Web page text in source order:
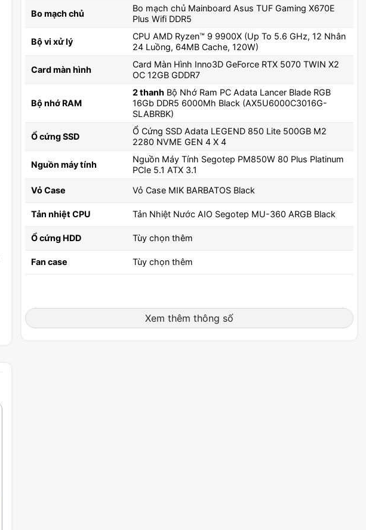
Bo mạch chủ
Bo mạch chủ Mainboard Asus TUF Gaming X670E
Plus Wifi DDR5
Bộ vi xử lý
CPU AMD Ryzen™ 9 9900X (Up To 5.6 GHz, 12 Nhân
24 Luồng, 64MB Cache, 120W)
Card màn hình
Card Màn Hình Inno3D GeForce RTX 5070 TWIN X2
OC 12GB GDDR7
Bộ nhớ RAM
2 thanh Bộ Nhớ Ram PC Adata Lancer Blade RGB
16Gb DDR5 6000Mh Black (AX5U6000C3016G-
SLABRBK)
Ổ cứng SSD
Ổ Cứng SSD Adata LEGEND 850 Lite 500GB M2
2280 NVME GEN 4 X 4
Nguồn máy tính
Nguồn Máy Tính Segotep PM850W 80 Plus Platinum
PCIe 5.1 ATX 3.1
Vỏ Case
Vỏ Case MIK BARBATOS Black
Tản nhiệt CPU Tản Nhiệt Nước AIO Segotep MU-360 ARGB Black
Ổ cứng HDD Tùy chọn thêm
Fan case Tùy chọn thêm
Xem thêm thông số